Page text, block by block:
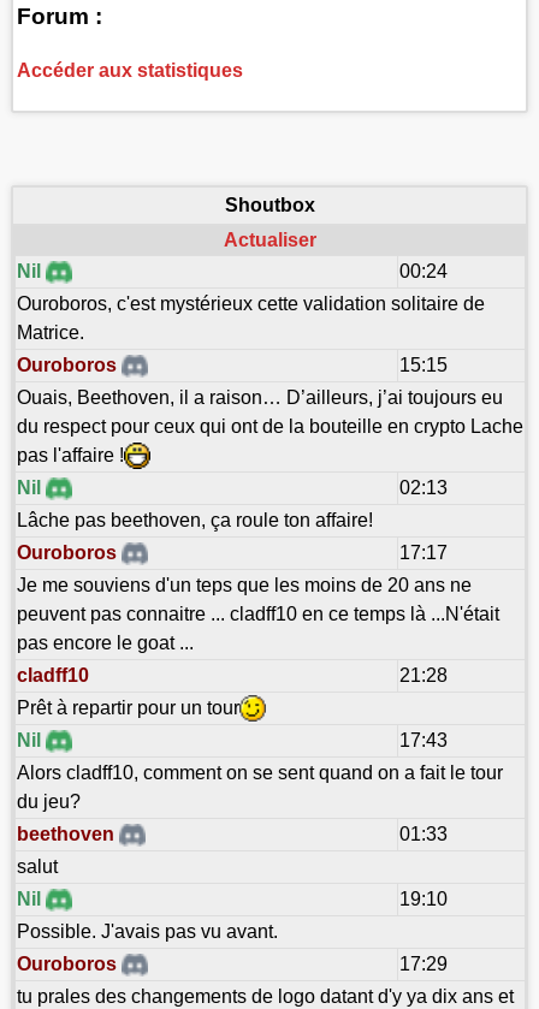
Forum :
Accéder aux statistiques
Shoutbox
Actualiser
Nil
00:24
Ouroboros, c'est mystérieux cette validation solitaire de
Matrice.
Ouroboros
15:15
Ouais, Beethoven, il a raison… D’ailleurs, j’ai toujours eu
du respect pour ceux qui ont de la bouteille en crypto Lache
pas l'affaire !
Nil
02:13
Lâche pas beethoven, ça roule ton affaire!
Ouroboros
17:17
Je me souviens d'un teps que les moins de 20 ans ne
peuvent pas connaitre ... cladff10 en ce temps là ...N'était
pas encore le goat ...
cladff10
21:28
Prêt à repartir pour un tour
Nil
17:43
Alors cladff10, comment on se sent quand on a fait le tour
du jeu?
beethoven
01:33
salut
Nil
19:10
Possible. J'avais pas vu avant.
Ouroboros
17:29
tu prales des changements de logo datant d'y ya dix ans et